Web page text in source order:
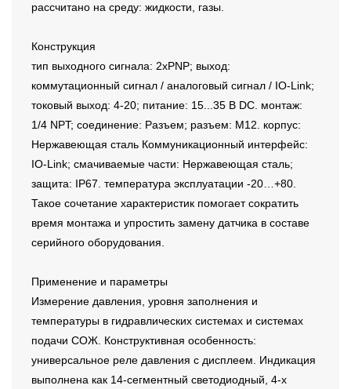
рассчитано на среду: жидкости, газы.
Конструкция
тип выходного сигнала: 2xPNP; выход:
коммутационный сигнал / аналоговый сигнал / IO-Link;
токовый выход: 4-20; питание: 15...35 В DC. монтаж:
1/4 NPT; соединение: Разъем; разъем: M12. корпус:
Нержавеющая сталь Коммуникационный интерфейс:
IO-Link; смачиваемые части: Нержавеющая сталь;
защита: IP67. температура эксплуатации -20…+80.
Такое сочетание характеристик помогает сократить
время монтажа и упростить замену датчика в составе
серийного оборудования.
Применение и параметры
Измерение давления, уровня заполнения и
температуры в гидравлических системах и системах
подачи СОЖ. Конструктивная особенность:
универсальное реле давления с дисплеем. Индикация
выполнена как 14-сегментный светодиодный, 4-х